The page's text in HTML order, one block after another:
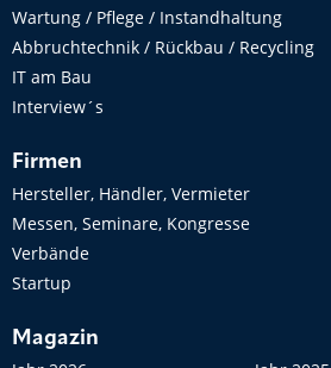
Wartung / Pflege / Instandhaltung
Abbruchtechnik / Rückbau / Recycling
IT am Bau
Interview´s
Firmen
Hersteller, Händler, Vermieter
Messen, Seminare, Kongresse
Verbände
Startup
Magazin